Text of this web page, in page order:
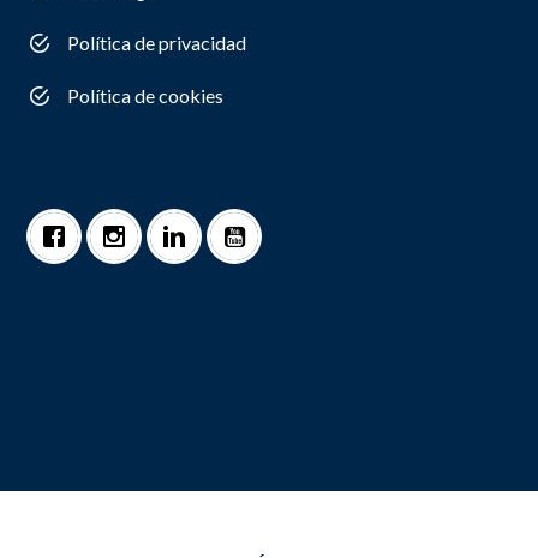
Política de privacidad
Política de cookies